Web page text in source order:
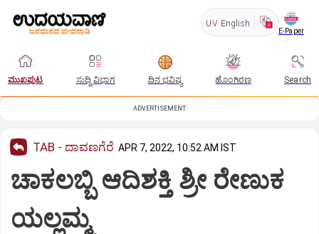
UV English
E-Paper
ಮುಖಪುಟ ಸುದ್ದಿ ವಿಭಾಗ ದಿನ ಭವಿಷ್ಯ ಹೊಂಗಿರಣ Search
ADVERTISEMENT
TAB - ದಾವಣಗೆರೆ APR 7, 2022, 10:52 AM IST
ಚಾಕಲಬ್ಬಿ ಆದಿಶಕ್ತಿ ಶ್ರೀ ರೇಣುಕ
ಯಲ್ಲಮ್ಮ